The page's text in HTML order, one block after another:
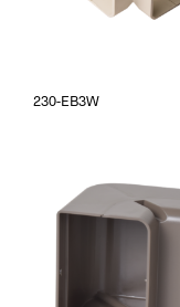
230-EB3W